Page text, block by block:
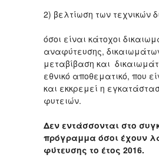
2) βελτίωση των τεχνικών
όσοι είναι κάτοχοι
αναφύτευσης,
μεταβίβαση και
εθνικό αποθεματικό, που
και εκκρεμεί η
φυτειών.
Δεν εντάσσονται στο
πρόγραμμα όσοι έχουν
φύτευσης το έτος 2016.